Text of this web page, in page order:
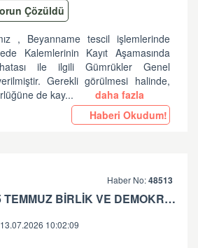
Çözüldü
, Beyanname tescil işlemlerinde
Kalemlerinin Kayıt Aşamasında
ile ilgili Gümrükler Genel
Gerekli görülmesi halinde,
de kay...
daha fazla
Haberi Okudum!
Haber No:48513
15 TEMMUZ BİRLİK VE DEMOKRASİ BAYRAMINIZ KUTLU OLSUN ...
13.07.2026 10:02:09